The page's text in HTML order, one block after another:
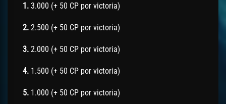
1. 3.000 (+ 50 CP por victoria)
2. 2.500 (+ 50 CP por victoria)
3. 2.000 (+ 50 CP por victoria)
4. 1.500 (+ 50 CP por victoria)
5. 1.000 (+ 50 CP por victoria)